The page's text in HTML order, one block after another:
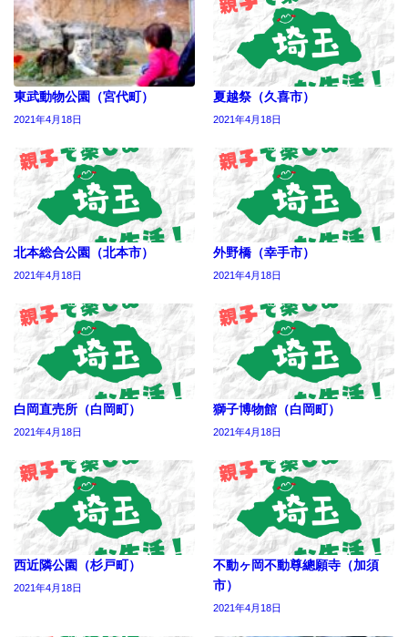
東武動物公園（宮代町）
2021年4月18日
夏越祭（久喜市）
2021年4月18日
北本総合公園（北本市）
2021年4月18日
外野橋（幸手市）
2021年4月18日
白岡直売所（白岡町）
2021年4月18日
獅子博物館（白岡町）
2021年4月18日
西近隣公園（杉戸町）
2021年4月18日
不動ヶ岡不動尊總願寺（加須
市）
2021年4月18日